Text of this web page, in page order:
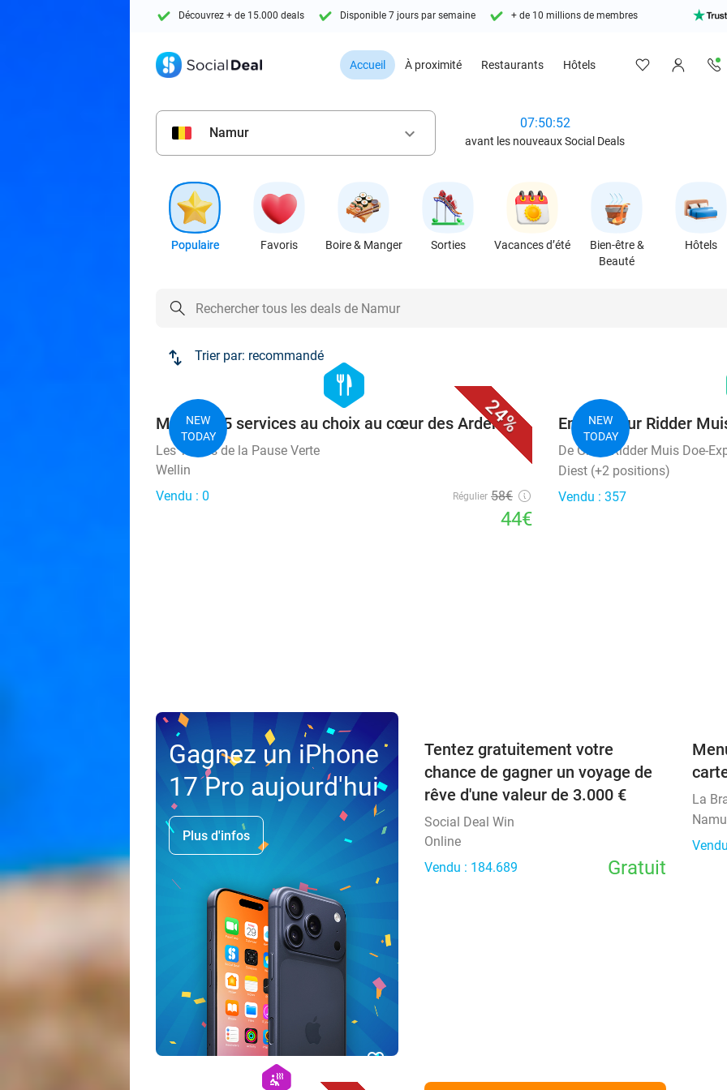
Découvrez + de 15.000 deals Disponible 7 jours par semaine + de 10 millions de membres
Accueil À proximité Restaurants Hôtels
Namur keyboard_arrow_down
07:50:50
avant les nouveaux Social Deals
Populaire Favoris Boire & Manger Sorties Vacances d’été
Bien-être &
Beauté
Hôtels
Trier par: recommandé
24%
NEW
TODAY
hexagon
food
Menu en 5 services au choix au cœur des Ardennes
Les Tables de la Pause Verte
Wellin
Vendu : 0
Régulier 58€
44€
NEW
TODAY
Entrée pour Ridder
De Grote Ridder Muis Doe-
Diest (+2 positions)
Vendu : 357
Gagnez un iPhone
17 Pro aujourd'hui
Plus d'infos
Tentez gratuitement votre
chance de gagner un voyage de
rêve d'une valeur de 3.000 €
Social Deal Win
Online
Vendu : 184.689
Gratuit
La
favorite_border
hexagon
wellness